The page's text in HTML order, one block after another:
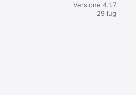
Versione 4.1.7
29 lug